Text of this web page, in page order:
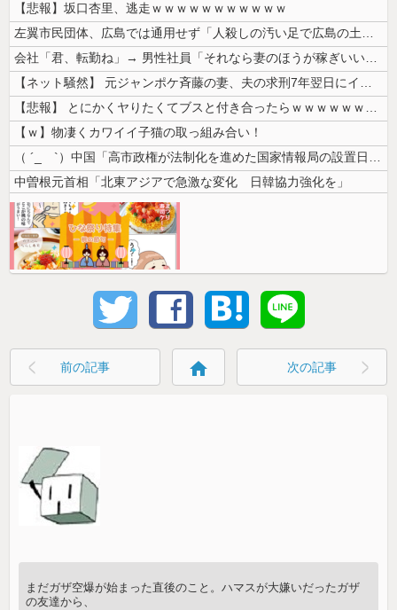
【悲報】坂口杏里、逃走ｗｗｗｗｗｗｗｗｗｗｗ
左翼市民団体、広島では通用せず「人殺しの汚い足で広島の土を踏むな！」→...
会社「君、転勤ね」→ 男性社員「それなら妻のほうが稼ぎいいんで辞めます...
【ネット騒然】 元ジャンポケ斉藤の妻、夫の求刑7年翌日にインスタ更新！...
【悲報】 とにかくヤりたくてブスと付き合ったらｗｗｗｗｗｗｗｗｗｗｗｗ...
【ｗ】物凄くカワイイ子猫の取っ組み合い！
（ ´_ゝ`）中国「高市政権が法制化を進めた国家情報局の設置日が7月3...
中曽根元首相「北東アジアで急激な変化 日韓協力強化を」
前の記事 home 次の記事
まだガザ空爆が始まった直後のこと。ハマスが大嫌いだったガザ
の友達から、